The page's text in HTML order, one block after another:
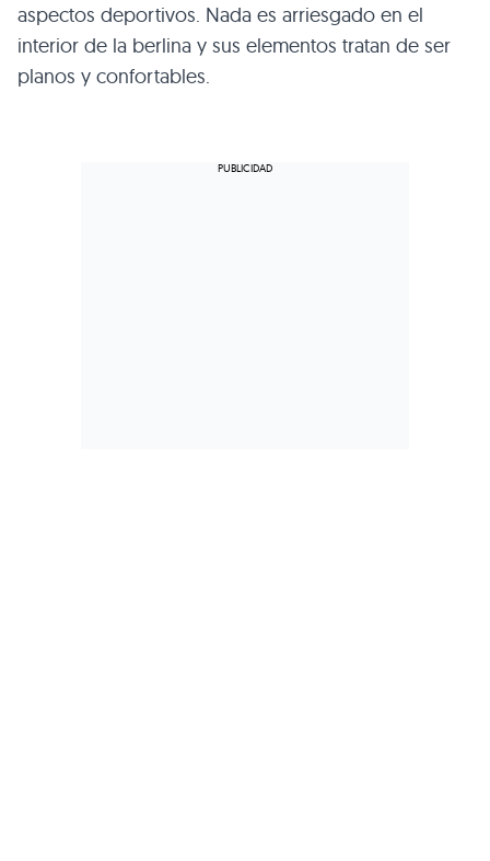
aspectos deportivos. Nada es arriesgado en el
interior de la berlina y sus elementos tratan de ser
planos y confortables.